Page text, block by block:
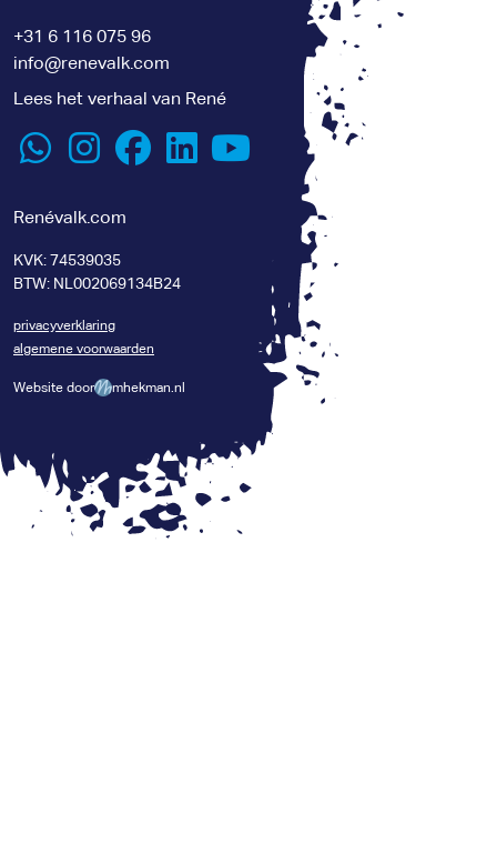
+31 6 116 075 96
info@renevalk.com
Lees het verhaal van René
Renévalk.com
KVK: 74539035
BTW: NL002069134B24
privacyverklaring
algemene voorwaarden
Website door mhekman.nl